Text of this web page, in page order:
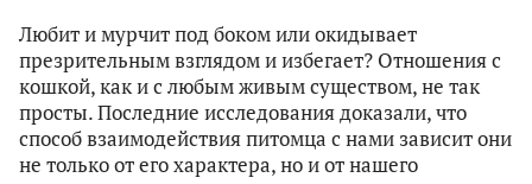
Любит и мурчит под боком или окидывает
презрительным взглядом и избегает? Отношения с
кошкой, как и с любым живым существом, не так
просты. Последние исследования доказали, что
способ взаимодействия питомца с нами зависит они
не только от его характера, но и от нашего